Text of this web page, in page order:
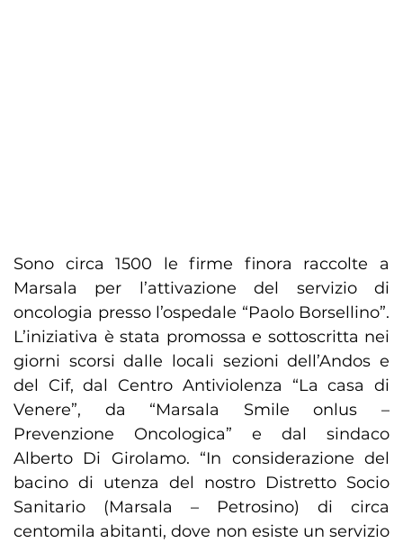
Sono circa 1500 le firme finora raccolte a
Marsala per l’attivazione del servizio di
oncologia presso l’ospedale “Paolo Borsellino”.
L’iniziativa è stata promossa e sottoscritta nei
giorni scorsi dalle locali sezioni dell’Andos e
del Cif, dal Centro Antiviolenza “La casa di
Venere”, da “Marsala Smile onlus –
Prevenzione Oncologica” e dal sindaco
Alberto Di Girolamo. “In considerazione del
bacino di utenza del nostro Distretto Socio
Sanitario (Marsala – Petrosino) di circa
centomila abitanti, dove non esiste un servizio